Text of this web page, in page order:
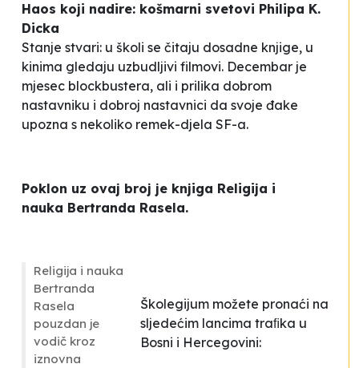
Haos koji nadire: košmarni svetovi Philipa K.
Dicka
Stanje stvari: u školi se čitaju dosadne knjige, u
kinima gledaju uzbudljivi filmovi. Decembar je
mjesec blockbustera, ali i prilika dobrom
nastavniku i dobroj nastavnici da svoje đake
upozna s nekoliko remek-djela SF-a.
Poklon uz ovaj broj je knjiga Religija i
nauka Bertranda Rasela.
Religija i nauka
Bertranda
Rasela
pouzdan je
vodič kroz
iznovna
Školegijum možete pronaći na
sljedećim lancima traﬁka u
Bosni i Hercegovini: